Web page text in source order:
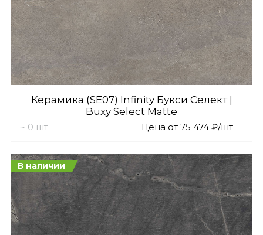
Керамика (SE07) Infinity Букси Селект |
Buxy Select Matte
~ 0 шт Цена от 75 474 ₽/шт
В наличии